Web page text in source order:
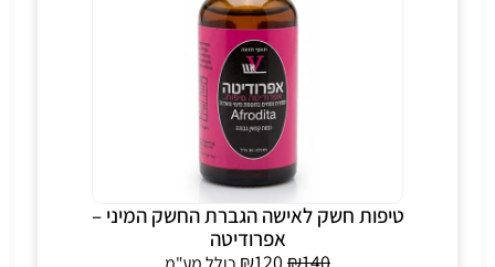
טיפות חשק לאישה הגברת החשק המיני –
אפרודיטה